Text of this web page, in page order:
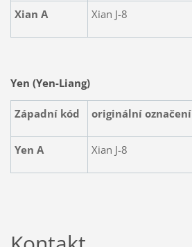
Xian A Xian J-8
Yen (Yen-Liang)
Západní kód originální označení
Yen A Xian J-8